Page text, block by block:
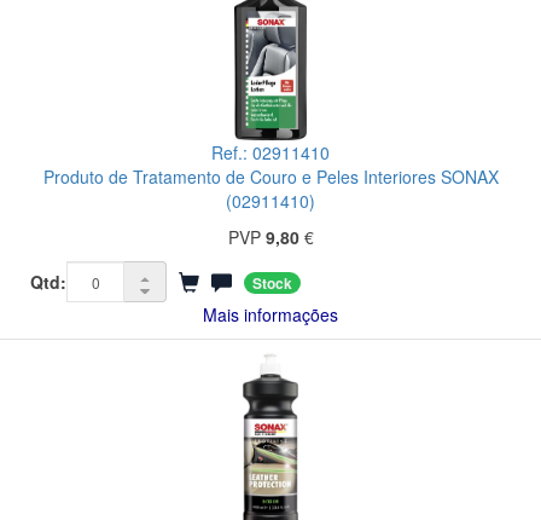
Ref.: 02911410
Produto de Tratamento de Couro e Peles Interiores SONAX
(02911410)
PVP 9,80€
Qtd:
Stock
Mais informações